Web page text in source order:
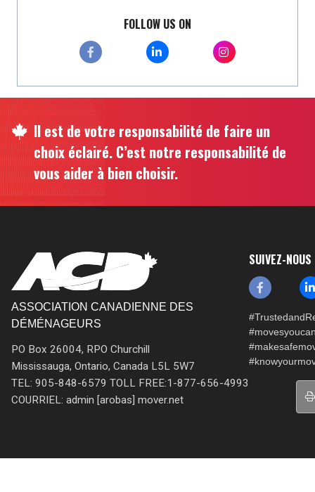
FOLLOW US ON
Il est de votre responsabilité de faire un
choix éclairé. C’est notre responsabilité de
vous aider à bien choisir.
ASSOCIATION CANADIENNE DES
DÉMÉNAGEURS
PO Box 26004, RPO Churchill
Mississauga, Ontario, Canada L5L 5W7
TEL: 905-848-6579 TOLL FREE:1-877-656-4993
COURRIEL: admin [arobas] mover.net
SUIVEZ-